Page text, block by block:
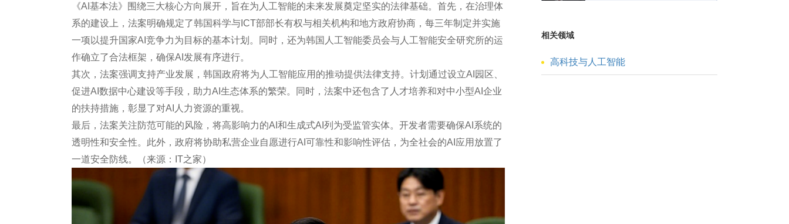
《AI基本法》围绕三大核心方向展开，旨在为人工智能的未来发展奠定坚实的法律基础。首先，在治理体
系的建设上，法案明确规定了韩国科学与ICT部部长有权与相关机构和地方政府协商，每三年制定并实施
一项以提升国家AI竞争力为目标的基本计划。同时，还为韩国人工智能委员会与人工智能安全研究所的运
作确立了合法框架，确保AI发展有序进行。
其次，法案强调支持产业发展，韩国政府将为人工智能应用的推动提供法律支持。计划通过设立AI园区、
促进AI数据中心建设等手段，助力AI生态体系的繁荣。同时，法案中还包含了人才培养和对中小型AI企业
的扶持措施，彰显了对AI人力资源的重视。
最后，法案关注防范可能的风险，将高影响力的AI和生成式AI列为受监管实体。开发者需要确保AI系统的
透明性和安全性。此外，政府将协助私营企业自愿进行AI可靠性和影响性评估，为全社会的AI应用放置了
一道安全防线。（来源：IT之家）
相关领域
高科技与人工智能